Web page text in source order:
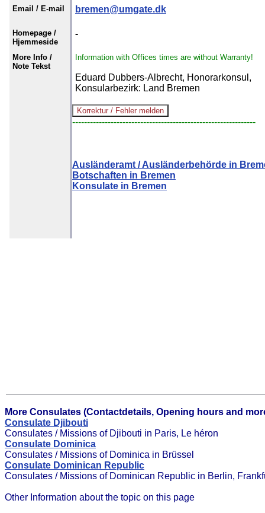
Email / E-mail bremen@umgate.dk
Homepage /
Hjemmeside
-
More Info /
Note Tekst
Information with Offices times are without Warranty!
Eduard Dubbers-Albrecht, Honorarkonsul,
Konsularbezirk: Land Bremen
--------------------------------------------------------------
Ausländeramt / Ausländerbehörde in
Botschaften in Bremen
Konsulate in Bremen
More Consulates (Contactdetails, Opening hours and
Consulate Djibouti
Consulates / Missions of Djibouti in Paris, Le héron
Consulate Dominica
Consulates / Missions of Dominica in Brüssel
Consulate Dominican Republic
Consulates / Missions of Dominican Republic in Berlin,
Other Information about the topic on this page